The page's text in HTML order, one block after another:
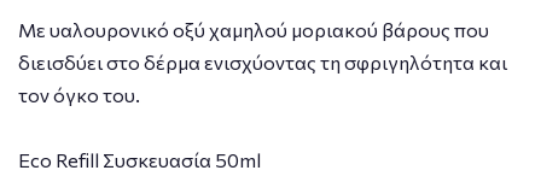
Με υαλουρονικό οξύ χαμηλού μοριακού βάρους που
διεισδύει στο δέρμα ενισχύοντας τη σφριγηλότητα και
τον όγκο του.
Eco Refill Συσκευασία 50ml